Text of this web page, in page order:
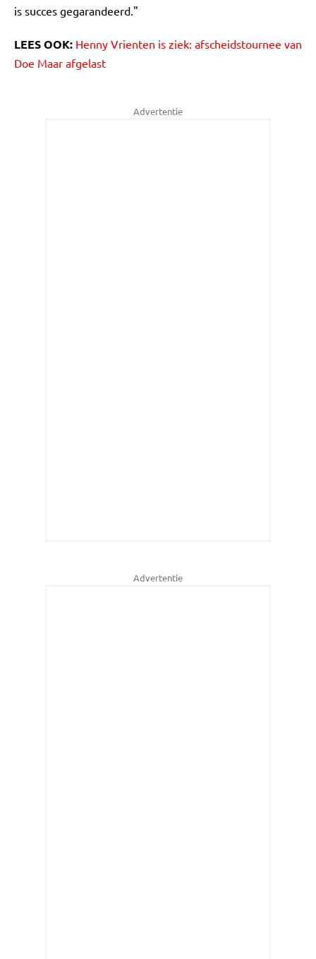
is succes gegarandeerd."
LEES OOK: Henny Vrienten is ziek: afscheidstournee van
Doe Maar afgelast
Advertentie
Advertentie